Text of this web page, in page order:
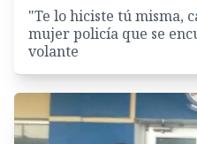
"Te lo hiciste tú misma,
mujer policía que se
volante